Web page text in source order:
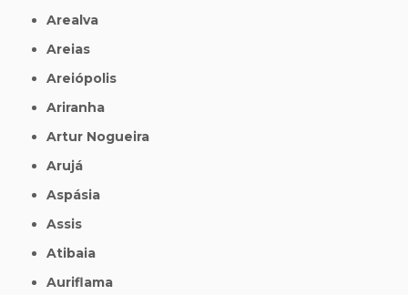
Arealva
Areias
Areiópolis
Ariranha
Artur Nogueira
Arujá
Aspásia
Assis
Atibaia
Auriflama